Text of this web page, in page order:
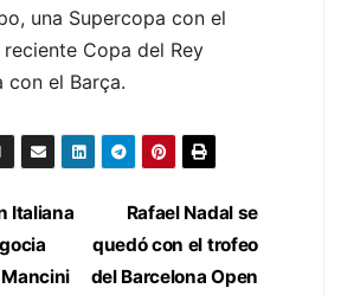
una Supercopa con el
Copa del Rey
con el Barça.
Rafael Nadal se
quedó con el trofeo
del Barcelona Open
Italiana